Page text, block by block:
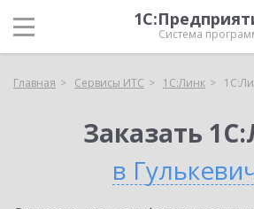
Система
Главная Сервисы ИТС 1С:Линк
Заказать
в